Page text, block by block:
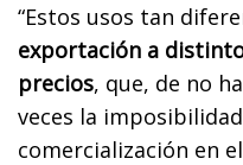
“Estos usos tan
exportación a
precios, que, de no
veces la
comercialización en